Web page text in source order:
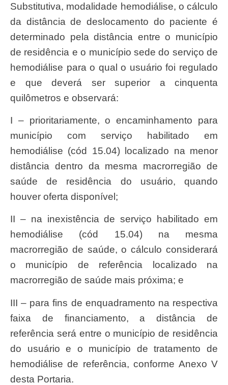
Substitutiva, modalidade hemodiálise, o cálculo
da distância de deslocamento do paciente é
determinado pela distância entre o município
de residência e o município sede do serviço de
hemodiálise para o qual o usuário foi regulado
e que deverá ser superior a cinquenta
quilômetros e observará:
I – prioritariamente, o encaminhamento para
município com serviço habilitado em
hemodiálise (cód 15.04) localizado na menor
distância dentro da mesma macrorregião de
saúde de residência do usuário, quando
houver oferta disponível;
II – na inexistência de serviço habilitado em
hemodiálise (cód 15.04) na mesma
macrorregião de saúde, o cálculo considerará
o município de referência localizado na
macrorregião de saúde mais próxima; e
III – para fins de enquadramento na respectiva
faixa de financiamento, a distância de
referência será entre o município de residência
do usuário e o município de tratamento de
hemodiálise de referência, conforme Anexo V
desta Portaria.